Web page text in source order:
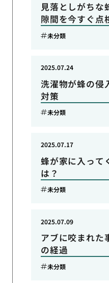
見落としがちな
隙間を今すぐ点
未分類
洗濯物が蜂の侵
対策
2025.07.24
未分類
蜂が家に入って
は？
2025.07.17
未分類
アブに咬まれた
の経過
2025.07.09
未分類